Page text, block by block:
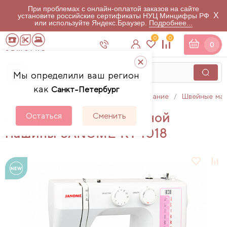
При проблемах с онлайн-оплатой заказов на сайте
установите российские сертификаты НУЦ Минцифры РФ
или используйте Яндекс.Браузер. Подробнее...
X
Мы определили ваш регион
как Санкт-Петербург
Остаться Сменить
0 0
0
Швейное оборудование Швейные
Инструкции для швейной
машины JANOME RT 1018